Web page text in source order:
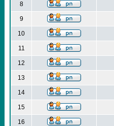
8
9
10
11
12
13
14
15
16